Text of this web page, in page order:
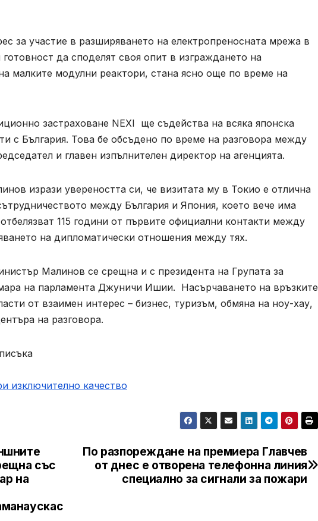
за участие в разширяването на електропреносната мрежа в
да споделят своя опит в изграждането на
малките модулни реактори, стана ясно още по време на
застраховане NEXI ще съдейства на всяка японска
с България. Това бе обсъдено по време на разговора между
и главен изпълнителен директор на агенцията.
изрази увереността си, че визитата му в Токио е отлична
между България и Япония, което вече има
115 години от първите официални контакти между
на дипломатически отношения между тях.
Малинов се срещна и с президента на Групата за
на парламента Джуничи Ишии. Насърчаването на връзките
от взаимен интерес – бизнес, туризъм, обмяна на ноу-хау,
на разговора.
изключително качество
По разпореждане на премиера Главчев
от днес е отворена телефонна линия
специално за сигнали за пожари
със
на